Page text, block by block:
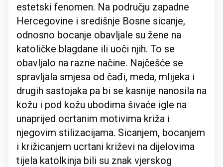
estetski fenomen. Na području zapadne
Hercegovine i središnje Bosne sicanje,
odnosno bocanje obavljale su žene na
katoličke blagdane ili uoči njih. To se
obavljalo na razne načine. Najčešće se
spravljala smjesa od čađi, meda, mlijeka i
drugih sastojaka pa bi se kasnije nanosila na
kožu i pod kožu ubodima šivaće igle na
unaprijed ocrtanim motivima križa i
njegovim stilizacijama. Sicanjem, bocanjem
i križicanjem ucrtani križevi na dijelovima
tijela katolkinja bili su znak vjerskog